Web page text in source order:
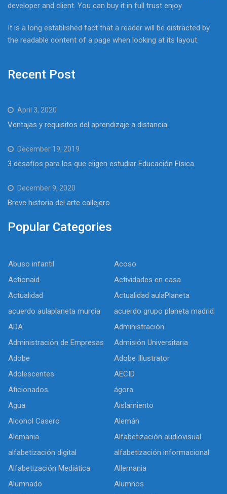
developer and client. You can buy it in full trust enjoy.
It is a long established fact that a reader will be distracted by
the readable content of a page when looking at its layout.
Recent Post
April 3, 2020
Ventajas y requisitos del aprendizaje a distancia.
December 19, 2019
3 desafíos para los que eligen estudiar Educación Física
December 9, 2020
Breve historia del arte callejero
Popular Categories
Abuso infantil
Acoso
Actionaid
Actividades en casa
Actualidad
Actualidad aulaPlaneta
acuerdo aulaplaneta murcia
acuerdo grupo planeta madrid
ADA
Administración
Administración de Empresas
Admisión Universitaria
Adobe
Adobe Illustrator
Adolescentes
AECID
Aficionados
ágora
Agua
Aislamiento
Alcohol Casero
Alemán
Alemania
Alfabetización audiovisual
alfabetización digital
alfabetización informacional
Alfabetización Mediática
Allemania
Alumnado
Alumnos